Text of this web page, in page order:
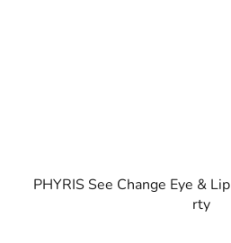
PHYRIS See Change Eye &
rty